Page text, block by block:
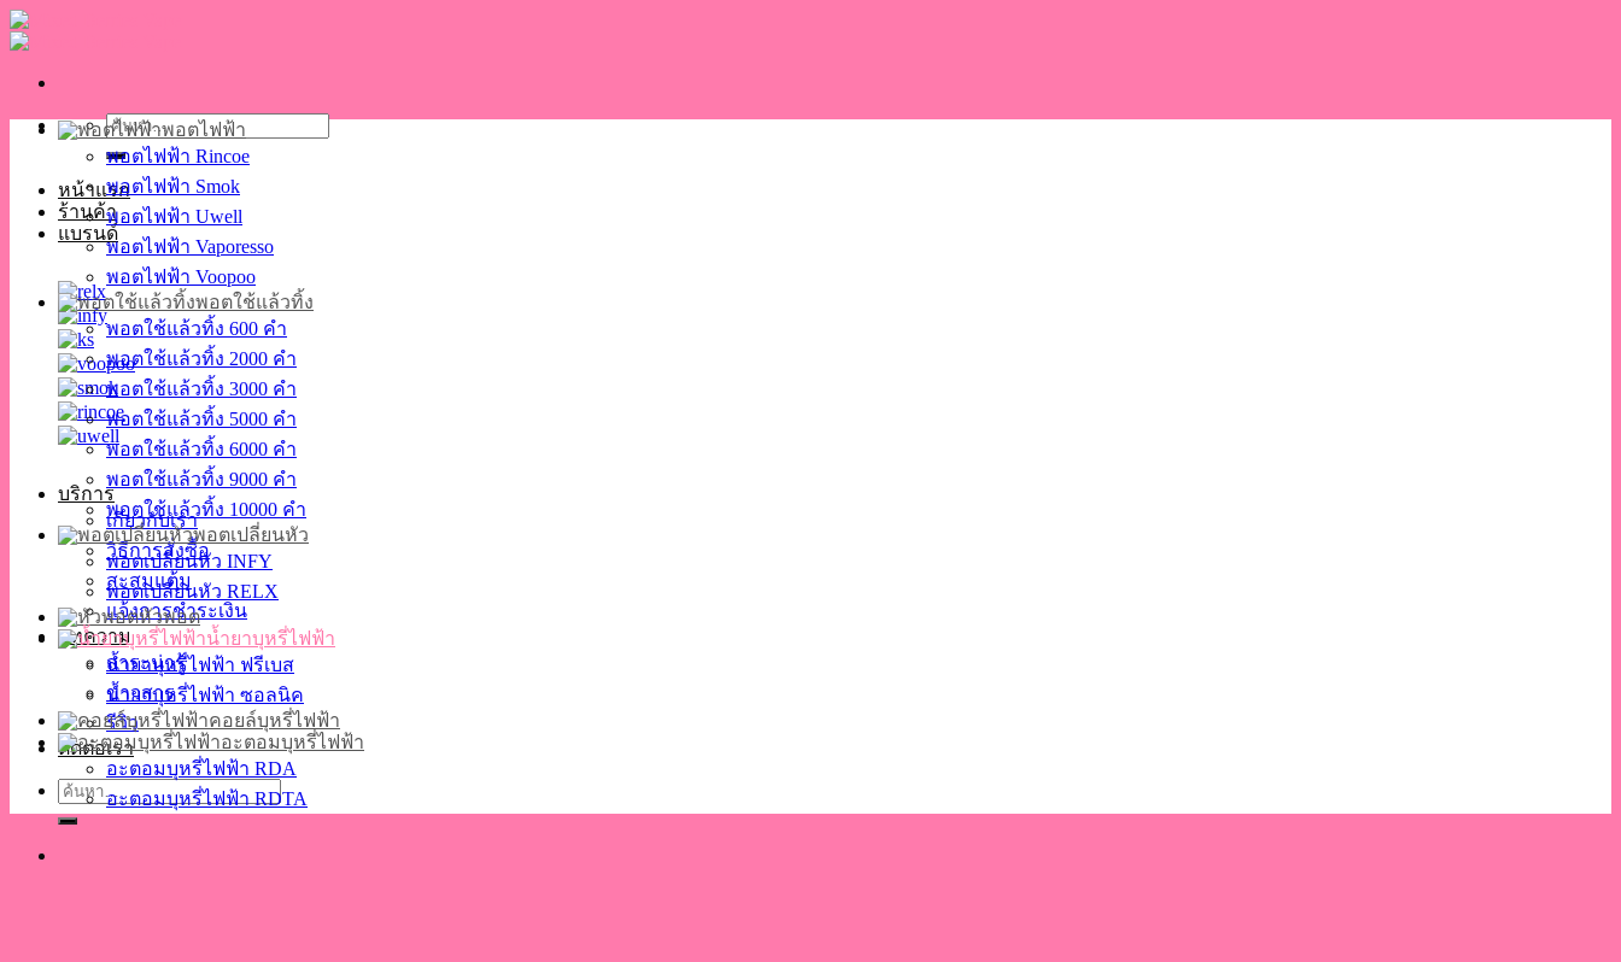
Skip
to
ค้นหา:
หน้าแรก
ร้านค้า
แบรนด์
บริการ
เกี่ยวกับเรา
วิธีการสั่งซื้อ
สะสมแต้ม
แจ้งการชำระเงิน
บทความ
สาระน่ารู้
ข่าวสาร
รีวิว
ติดต่อเรา
ค้นหา:
พอตไฟฟ้า
พอตไฟฟ้า Rincoe
พอตไฟฟ้า Smok
พอตไฟฟ้า Uwell
พอตไฟฟ้า Vaporesso
พอตไฟฟ้า Voopoo
พอตใช้แล้วทิ้ง
พอตใช้แล้วทิ้ง 600 คำ
พอตใช้แล้วทิ้ง 2000 คำ
พอตใช้แล้วทิ้ง 3000 คำ
พอตใช้แล้วทิ้ง 5000 คำ
พอตใช้แล้วทิ้ง 6000 คำ
พอตใช้แล้วทิ้ง 9000 คำ
พอตใช้แล้วทิ้ง 10000 คำ
พอตเปลี่ยนหัว
พอตเปลี่ยนหัว INFY
พอตเปลี่ยนหัว RELX
หัวพอต
น้ำยาบุหรี่ไฟฟ้า
น้ำยาบุหรี่ไฟฟ้า ฟรีเบส
น้ำยาบุหรี่ไฟฟ้า ซอลนิค
คอยล์บุหรี่ไฟฟ้า
อะตอมบุหรี่ไฟฟ้า
อะตอมบุหรี่ไฟฟ้า RDA
อะตอมบุหรี่ไฟฟ้า RDTA